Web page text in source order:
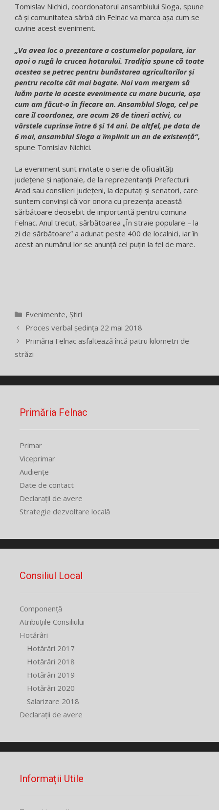
Tomislav Nichici, coordonatorul ansamblului Sloga, spune
că şi comunitatea sârbă din Felnac va marca așa cum se
cuvine acest eveniment.
„Va avea loc o prezentare a costumelor populare, iar
apoi o rugă la crucea hotarului. Tradiţia spune că toate
acestea se petrec pentru bunăstarea agricultorilor și
pentru recolte cât mai bogate. Noi vom mergem să
luăm parte la aceste evenimente cu mare bucurie, așa
cum am făcut-o în fiecare an. Ansamblul Sloga, cel pe
care îl coordonez, are acum 26 de tineri activi, cu
vârstele cuprinse între 6 şi 14 ani. De altfel, pe data de
6 mai, ansamblul Sloga a împlinit un an de existenţă“,
spune Tomislav Nichici.
La eveniment sunt invitate o serie de oficialități
județene și naționale, de la reprezentanții Prefecturii
Arad sau consilieri județeni, la deputați și senatori, care
suntem convinși că vor onora cu prezența această
sărbătoare deosebit de importantă pentru comuna
Felnac. Anul trecut, sărbătoarea „În straie populare – la
zi de sărbătoare” a adunat peste 400 de localnici, iar în
acest an numărul lor se anunță cel puțin la fel de mare.
Categorii
Evenimente, Știri
Proces verbal ședința 22 mai 2018
Primăria Felnac asfaltează încă patru kilometri de
străzi
Primăria Felnac
Primar
Viceprimar
Audiențe
Date de contact
Declarații de avere
Strategie dezvoltare locală
Consiliul Local
Componență
Atribuțiile Consiliului
Hotărâri
Hotărâri 2017
Hotărâri 2018
Hotărâri 2019
Hotărâri 2020
Salarizare 2018
Declarații de avere
Informații Utile